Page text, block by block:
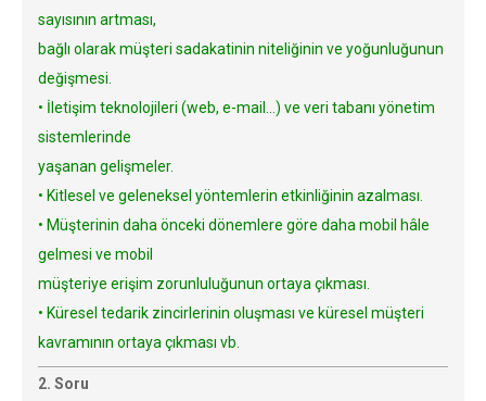
sayısının artması,
bağlı olarak müşteri sadakatinin niteliğinin ve yoğunluğunun
değişmesi.
• İletişim teknolojileri (web, e-mail...) ve veri tabanı yönetim
sistemlerinde
yaşanan gelişmeler.
• Kitlesel ve geleneksel yöntemlerin etkinliğinin azalması.
• Müşterinin daha önceki dönemlere göre daha mobil hâle
gelmesi ve mobil
müşteriye erişim zorunluluğunun ortaya çıkması.
• Küresel tedarik zincirlerinin oluşması ve küresel müşteri
kavramının ortaya çıkması vb.
2. Soru